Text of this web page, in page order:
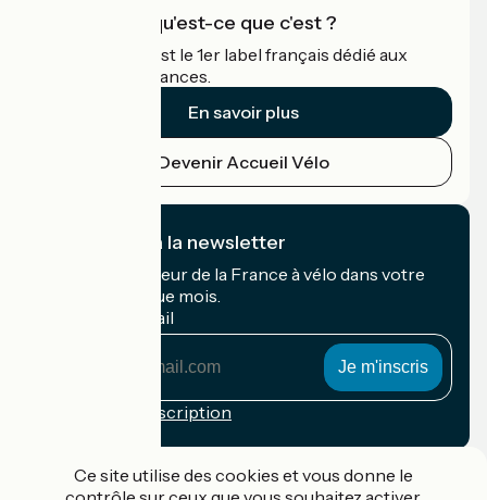
Accueil Vélo qu'est-ce que c'est ?
Accueil Vélo c'est le 1er label français dédié aux
cyclistes en vacances.
En savoir plus
Devenir Accueil Vélo
Je m'abonne à la newsletter
Recevez le meilleur de la France à vélo dans votre
boîte mail chaque mois.
Mon adresse mail
Conditions d'inscription
Ce site utilise des cookies et vous donne le